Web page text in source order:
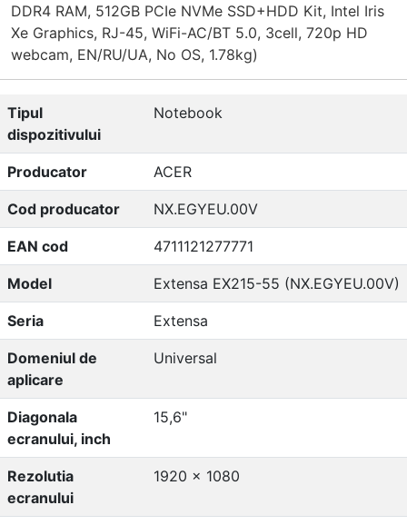
DDR4 RAM, 512GB PCIe NVMe SSD+HDD Kit, Intel Iris
Xe Graphics, RJ-45, WiFi-AC/BT 5.0, 3cell, 720p HD
webcam, EN/RU/UA, No OS, 1.78kg)
Tipul
dispozitivului
Notebook
Producator ACER
Cod producator NX.EGYEU.00V
EAN cod 4711121277771
Model Extensa EX215-55 (NX.EGYEU.00V)
Seria Extensa
Domeniul de
aplicare
Universal
Diagonala
ecranului, inch
15,6"
Rezolutia
ecranului
1920 x 1080